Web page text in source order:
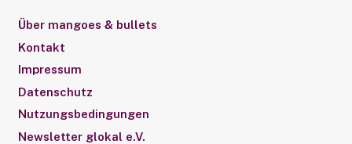
Über mangoes & bullets
Kontakt
Impressum
Datenschutz
Nutzungsbedingungen
Newsletter glokal e.V.